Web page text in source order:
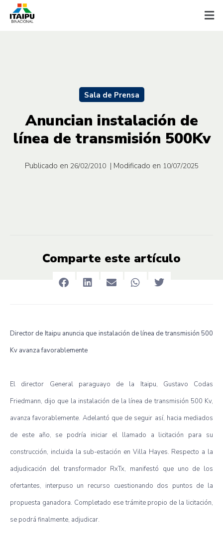
Sala de Prensa
Anuncian instalación de
línea de transmisión 500Kv
Publicado en 26/02/2010 | Modificado en 10/07/2025
Comparte este artículo
Director de Itaipu anuncia que instalación de línea de transmisión 500
Kv avanza favorablemente
El director General paraguayo de la Itaipu, Gustavo Codas
Friedmann, dijo que la instalación de la línea de transmisión 500 Kv,
avanza favorablemente. Adelantó que de seguir así, hacia mediados
de este año, se podría iniciar el llamado a licitación para su
construcción, incluida la sub-estación en Villa Hayes. Respecto a la
adjudicación del transformador RxTx, manifestó que uno de los
ofertantes, interpuso un recurso cuestionando dos puntos de la
propuesta ganadora. Completado ese trámite propio de la licitación,
se podrá finalmente, adjudicar.